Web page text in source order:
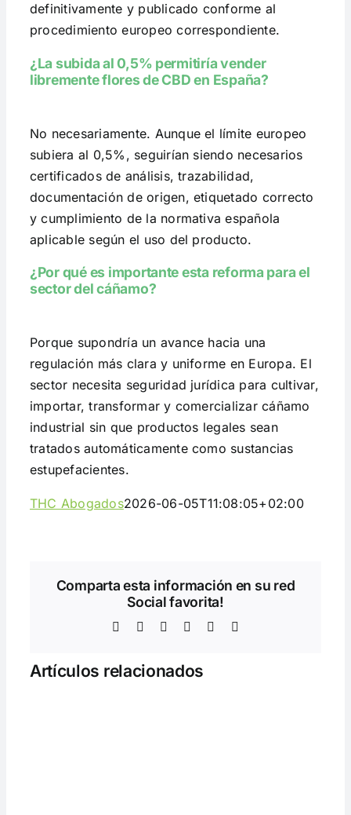
definitivamente y publicado conforme al
procedimiento europeo correspondiente.
¿La subida al 0,5% permitiría vender
libremente flores de CBD en España?
No necesariamente. Aunque el límite europeo
subiera al 0,5%, seguirían siendo necesarios
certificados de análisis, trazabilidad,
documentación de origen, etiquetado correcto
y cumplimiento de la normativa española
aplicable según el uso del producto.
¿Por qué es importante esta reforma para el
sector del cáñamo?
Porque supondría un avance hacia una
regulación más clara y uniforme en Europa. El
sector necesita seguridad jurídica para cultivar,
importar, transformar y comercializar cáñamo
industrial sin que productos legales sean
tratados automáticamente como sustancias
estupefacientes.
THC Abogados2026-06-05T11:08:05+02:00
Comparta esta información en su red
Social favorita!
Facebook
TwitterLinkedInWhatsAppTelegram
Artículos relacionados